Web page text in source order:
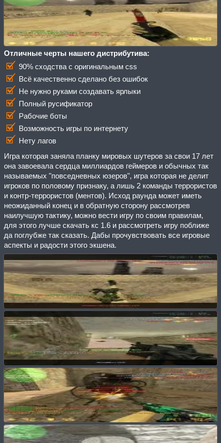
Отличные черты нашего дистрибутива:
90% сходства с оригинальным css
Всё качественно сделано без ошибок
Не нужно руками создавать ярлыки
Полный русификатор
Рабочие боты
Возможность игры по интернету
Нету лагов
Игра которая заняла планку мировых шутеров за свои 17 лет
она завоевала сердца миллиардов геймеров и обычных так
называемых "повседневных юзеров", игра которая не делит
игроков по половому признаку, а лишь 2 команды террористов
и контр-террористов (ментов). Исход раунда может иметь
неожиданный конец и в обратную сторону рассмотрев
наилучшую тактику, можно вести игру по своим правилам,
для этого лучше скачать кс 1.6 и рассмотреть игру поближе
да поглубже так сказать. Дабы прочувствовать все игровые
аспекты и радости этого экшена.